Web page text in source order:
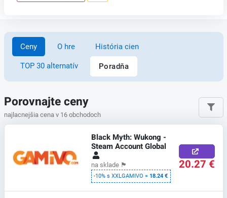
Ceny O hre História cien
TOP 30 alternatív Poradňa
Porovnajte ceny
najlacnejšia cena v 16 obchodoch
Black Myth: Wukong -
Steam Account Global
na sklade 🏴
-10% s XXLGAMIVO =18.24 €
20.27 €